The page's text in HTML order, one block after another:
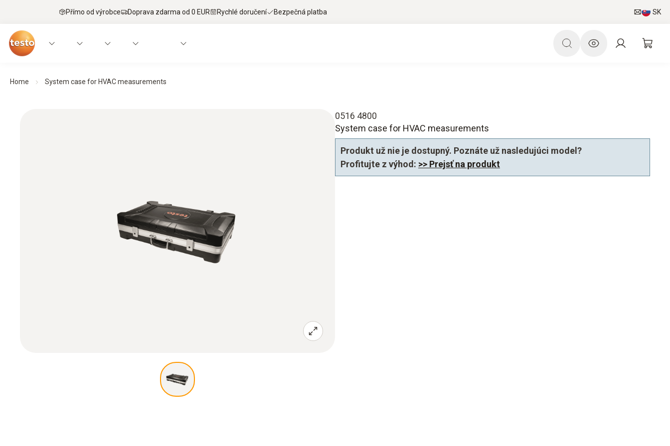
Přímo od výrobce Doprava zdarma od 0 EUR Rychlé doručení Bezpečná platba SK
Home System case for HVAC measurements
0516 4800
System case for HVAC measurements
Produkt už nie je dostupný. Poznáte už nasledujúci model?
Profitujte z výhod: >> Prejsť na produkt